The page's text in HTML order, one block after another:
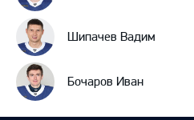
Шипачев Вадим
Бочаров Иван